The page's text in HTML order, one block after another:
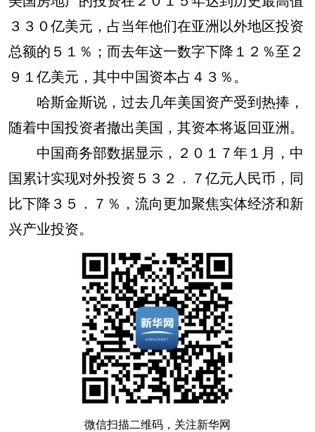
３３０亿美元，占当年他们在亚洲以外地区投资
总额的５１％；而去年这一数字下降１２％至２
９１亿美元，其中中国资本占４３％。
哈斯金斯说，过去几年美国资产受到热捧，
随着中国投资者撤出美国，其资本将返回亚洲。
中国商务部数据显示，２０１７年１月，中
国累计实现对外投资５３２．７亿元人民币，同
比下降３５．７％，流向更加聚焦实体经济和新
兴产业投资。
微信扫描二维码，关注新华网